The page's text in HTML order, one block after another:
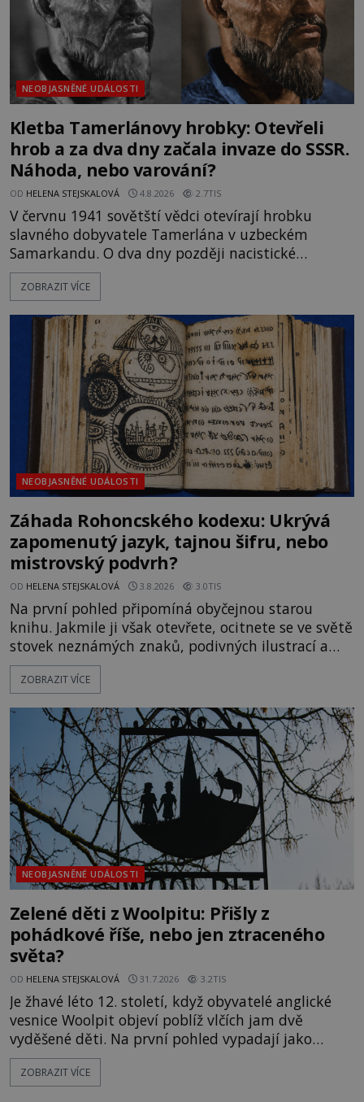
NEOBJASNĚNÉ UDÁLOSTI
Kletba Tamerlánovy hrobky: Otevřeli
hrob a za dva dny začala invaze do SSSR.
Náhoda, nebo varování?
OD HELENA STEJSKALOVÁ 4.8.2026 2.7TIS
V červnu 1941 sovětští vědci otevírají hrobku
slavného dobyvatele Tamerlána v uzbeckém
Samarkandu. O dva dny později nacistické
Německo zahajuje operaci Barbarossa a napadá
Sovětský svaz. Shoda dat je natolik zarážející, že se
na legendě něco pravdy, nebo jde jen o fascinující
souhru okolností? Když antropolog Michail
Gerasimov (1907-1970) a
ZOBRAZIT VÍCE
NEOBJASNĚNÉ UDÁLOSTI
Záhada Rohoncského kodexu: Ukrývá
zapomenutý jazyk, tajnou šifru, nebo
mistrovský podvrh?
OD HELENA STEJSKALOVÁ 3.8.2026 3.0TIS
Na první pohled připomíná obyčejnou starou
knihu. Jakmile ji však otevřete, ocitnete se ve světě
stovek neznámých znaků, podivných ilustrací a
textu, který už téměř dvě století vzdoruje všem
pokusům o rozluštění. Rohoncský kodex patří mezi
jistotou neví, kdo jej napsal, kdy vznikl ani co
vlastně vypráví. Rohoncský kodex se poprvé
objevuje v roce
ZOBRAZIT VÍCE
NEOBJASNĚNÉ UDÁLOSTI
Zelené děti z Woolpitu: Přišly z
pohádkové říše, nebo jen ztraceného
světa?
OD HELENA STEJSKALOVÁ 31.7.2026 3.2TIS
Je žhavé léto 12. století, když obyvatelé anglické
vesnice Woolpit objeví poblíž vlčích jam dvě
vyděšené děti. Na první pohled vypadají jako
každé jiné, až na jednu děsivou výjimku. Jejich
kůže má nazelenalý odstín, mluví
ZOBRAZIT VÍCE